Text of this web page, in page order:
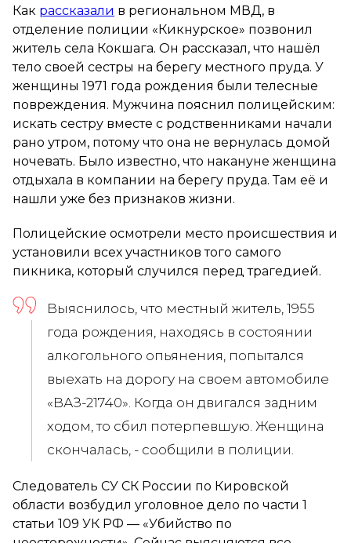
Как рассказали в региональном МВД, в
отделение полиции «Кикнурское» позвонил
житель села Кокшага. Он рассказал, что нашёл
тело своей сестры на берегу местного пруда. У
женщины 1971 года рождения были телесные
повреждения. Мужчина пояснил полицейским:
искать сестру вместе с родственниками начали
рано утром, потому что она не вернулась домой
ночевать. Было известно, что накануне женщина
отдыхала в компании на берегу пруда. Там её и
нашли уже без признаков жизни.
Полицейские осмотрели место происшествия и
установили всех участников того самого
пикника, который случился перед трагедией.
Выяснилось, что местный житель, 1955
года рождения, находясь в состоянии
алкогольного опьянения, попытался
выехать на дорогу на своем автомобиле
«ВАЗ-21740». Когда он двигался задним
ходом, то сбил потерпевшую. Женщина
скончалась, - сообщили в полиции.
Следователь СУ СК России по Кировской
области возбудил уголовное дело по части 1
статьи 109 УК РФ — «Убийство по